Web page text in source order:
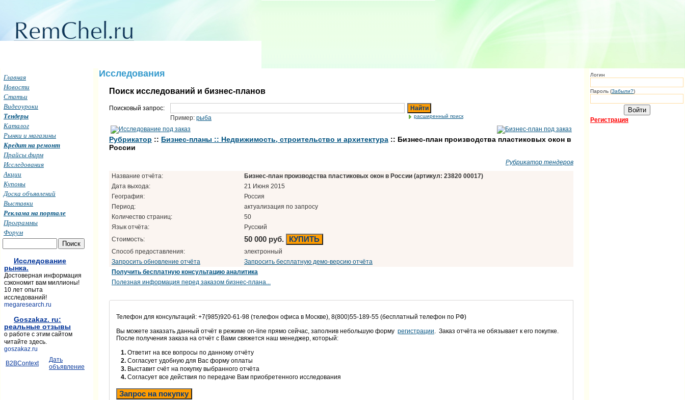
Исследования
Поиск исследований и бизнес-планов
Поисковый запрос:
Найти
Пример: рыба расширенный поиск
Рубрикатор :: Бизнес-планы :: Недвижимость, строительство и архитектура :: Бизнес-план производства пластиковых окон в
России
Рубрикатор тендеров
Название отчёта:
Бизнес-план производства пластиковых окон в России (артикул: 23820 00017)
Дата выхода:
21 Июня 2015
География:
Россия
Период:
актуализация по запросу
Количество страниц:
50
Язык отчёта:
Русский
Стоимость:
50 000 руб. КУПИТЬ
Способ предоставления:
электронный
Запросить обновление отчёта
Запросить бесплатную демо-версию отчёта
Получить бесплатную консультацию аналитика
Полезная информация перед заказом бизнес-плана...
Телефон для консультаций: +7(985)920-61-98 (телефон офиса в Москве), 8(800)55-189-55 (бесплатный телефон по РФ)
Вы можете заказать данный отчёт в режиме on-line прямо сейчас, заполнив небольшую форму регистрации. Заказ отчёта не обязывает к его покупке.
После получения заказа на отчёт с Вами свяжется наш менеджер, который:
1. Ответит на все вопросы по данному отчёту
2. Согласует удобную для Вас форму оплаты
3. Выставит счёт на покупку выбранного отчёта
4. Согласует все действия по передаче Вам приобретенного исследования
Запрос на покупку
Главная
Новости
Статьи
Видеоуроки
Тендеры
Каталог
Рынки и магазины
Кредит на ремонт
Прайсы фирм
Исследования
Акции
Купоны
Доска объявлений
Выставки
Реклама на портале
Программы
Форум
Исследование
рынка.
Достоверная информация
сэкономит вам миллионы!
10 лет опыта
исследований!
megaresearch.ru
Goszakaz. ru:
реальные отзывы
о работе с этим сайтом
читайте здесь.
goszakaz.ru
B2BContext
Дать
объявление
Логин
Пароль (Забыли?)
Регистрация